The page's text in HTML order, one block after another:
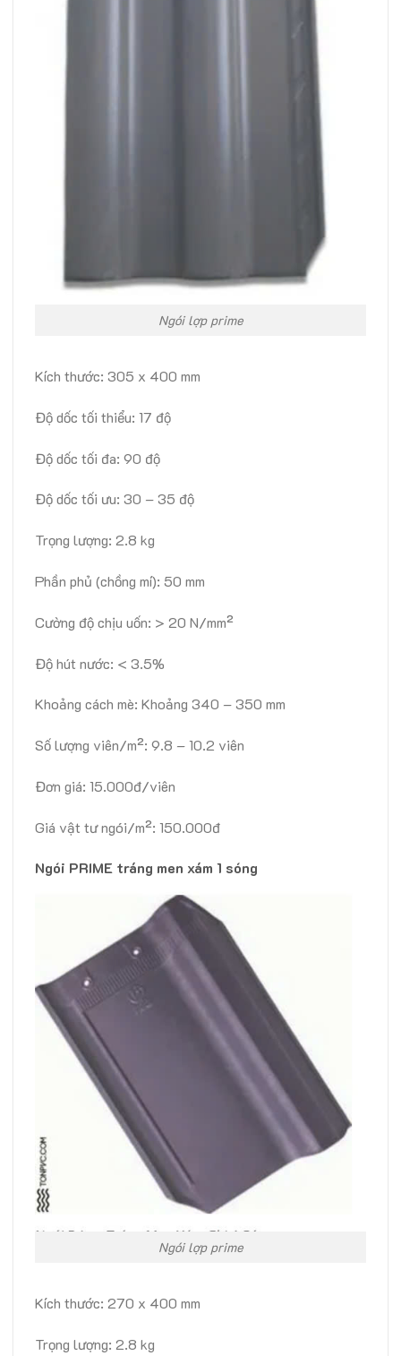
Ngói lợp prime
Kích thước: 305 x 400 mm
Độ dốc tối thiểu: 17 độ
Độ dốc tối đa: 90 độ
Độ dốc tối ưu: 30 – 35 độ
Trọng lượng: 2.8 kg
Phần phủ (chồng mí): 50 mm
Cường độ chịu uốn: > 20 N/mm²
Độ hút nước: < 3.5%
Khoảng cách mè: Khoảng 340 – 350 mm
Số lượng viên/m²: 9.8 – 10.2 viên
Đơn giá: 15.000đ/viên
Giá vật tư ngói/m²: 150.000đ
Ngói PRIME tráng men xám 1 sóng
Ngói lợp prime
Kích thước: 270 x 400 mm
Trọng lượng: 2.8 kg